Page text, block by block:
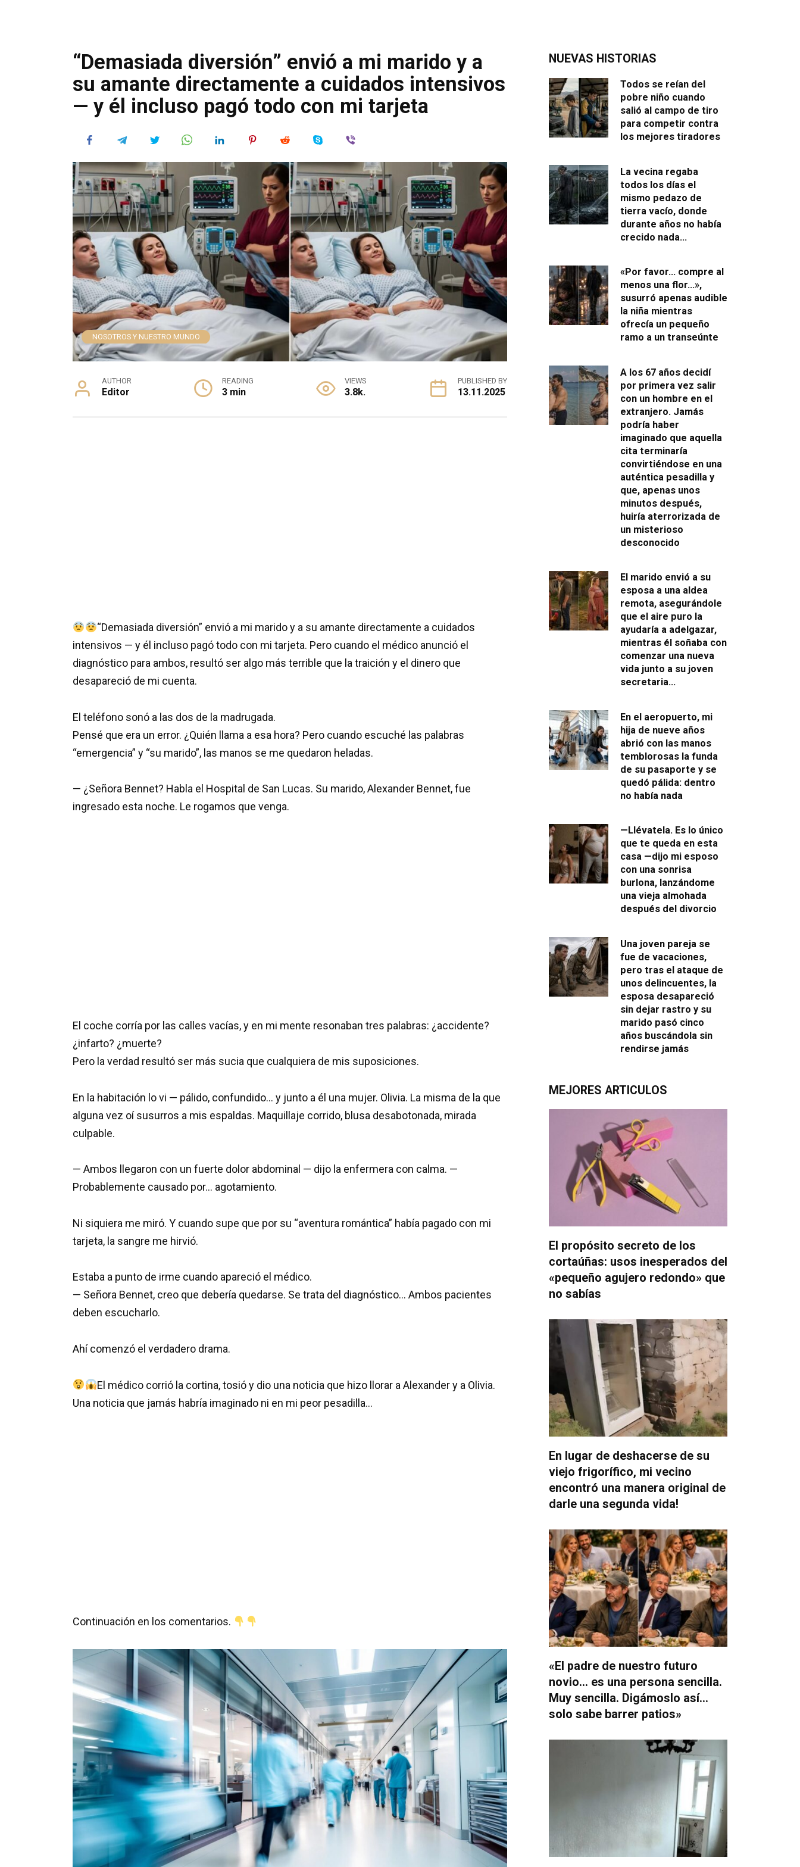
“Demasiada diversión” envió a mi marido y a
su amante directamente a cuidados intensivos
— y él incluso pagó todo con mi tarjeta
NOSOTROS Y NUESTRO MUNDO
AUTHOR
Editor
READING
3 min
VIEWS
3.8k.
PUBLISHED BY
13.11.2025
“Demasiada diversión” envió a mi marido y a su amante directamente a cuidados
intensivos — y él incluso pagó todo con mi tarjeta. Pero cuando el médico anunció el
diagnóstico para ambos, resultó ser algo más terrible que la traición y el dinero que
desapareció de mi cuenta.
El teléfono sonó a las dos de la madrugada.
Pensé que era un error. ¿Quién llama a esa hora? Pero cuando escuché las palabras
“emergencia” y “su marido”, las manos se me quedaron heladas.
— ¿Señora Bennet? Habla el Hospital de San Lucas. Su marido, Alexander Bennet, fue
ingresado esta noche. Le rogamos que venga.
El coche corría por las calles vacías, y en mi mente resonaban tres palabras: ¿accidente?
¿infarto? ¿muerte?
Pero la verdad resultó ser más sucia que cualquiera de mis suposiciones.
En la habitación lo vi — pálido, confundido… y junto a él una mujer. Olivia. La misma de la que
alguna vez oí susurros a mis espaldas. Maquillaje corrido, blusa desabotonada, mirada
culpable.
— Ambos llegaron con un fuerte dolor abdominal — dijo la enfermera con calma. —
Probablemente causado por… agotamiento.
Ni siquiera me miró. Y cuando supe que por su “aventura romántica” había pagado con mi
tarjeta, la sangre me hirvió.
Estaba a punto de irme cuando apareció el médico.
— Señora Bennet, creo que debería quedarse. Se trata del diagnóstico… Ambos pacientes
deben escucharlo.
Ahí comenzó el verdadero drama.
El médico corrió la cortina, tosió y dio una noticia que hizo llorar a Alexander y a Olivia.
Una noticia que jamás habría imaginado ni en mi peor pesadilla…
Continuación en los comentarios.
NUEVAS HISTORIAS
Todos se reían del
pobre niño cuando
salió al campo de tiro
para competir contra
los mejores tiradores
La vecina regaba
todos los días el
mismo pedazo de
tierra vacío, donde
durante años no había
crecido nada…
«Por favor… compre al
menos una flor…»,
susurró apenas audible
la niña mientras
ofrecía un pequeño
ramo a un transeúnte
A los 67 años decidí
por primera vez salir
con un hombre en el
extranjero. Jamás
podría haber
imaginado que aquella
cita terminaría
convirtiéndose en una
auténtica pesadilla y
que, apenas unos
minutos después,
huiría aterrorizada de
un misterioso
desconocido
El marido envió a su
esposa a una aldea
remota, asegurándole
que el aire puro la
ayudaría a adelgazar,
mientras él soñaba con
comenzar una nueva
vida junto a su joven
secretaria…
En el aeropuerto, mi
hija de nueve años
abrió con las manos
temblorosas la funda
de su pasaporte y se
quedó pálida: dentro
no había nada
—Llévatela. Es lo único
que te queda en esta
casa —dijo mi esposo
con una sonrisa
burlona, lanzándome
una vieja almohada
después del divorcio
Una joven pareja se
fue de vacaciones,
pero tras el ataque de
unos delincuentes, la
esposa desapareció
sin dejar rastro y su
marido pasó cinco
años buscándola sin
rendirse jamás
MEJORES ARTICULOS
El propósito secreto de los
cortaúñas: usos inesperados del
«pequeño agujero redondo» que
no sabías
En lugar de deshacerse de su
viejo frigorífico, mi vecino
encontró una manera original de
darle una segunda vida!
«El padre de nuestro futuro
novio… es una persona sencilla.
Muy sencilla. Digámoslo así…
solo sabe barrer patios»